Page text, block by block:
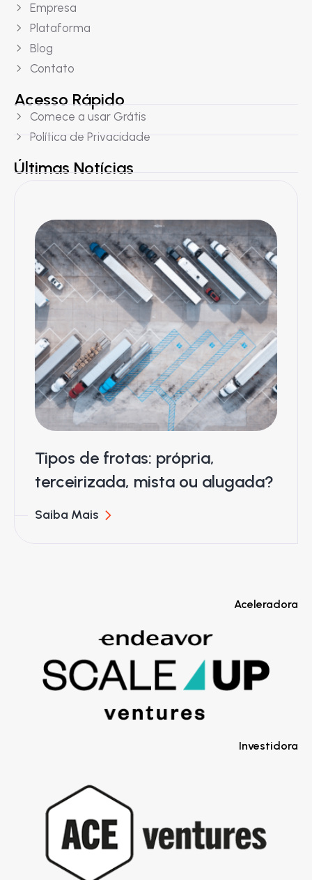
Empresa
Plataforma
Blog
Contato
Acesso Rápido
Comece a usar Grátis
Política de Privacidade
Últimas Notícias
Tipos de frotas: própria,
terceirizada, mista ou alugada?
Saiba Mais
Aceleradora
Investidora